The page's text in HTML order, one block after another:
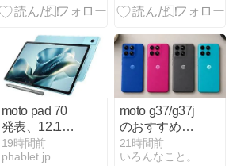
のタフネスス
12型Androidタ
moto pad 70
発表、12.1イ
ンチのミッド
レンジAndroid
19時間前
phablet.jp
moto g37/g37j
のおすすめカ
ラーは？全4
色を比較して
21時間前
いろんなこと。